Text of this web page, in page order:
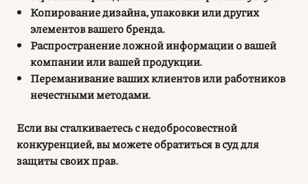
Копирование дизайна, упаковки или других
элементов вашего бренда.
Распространение ложной информации о вашей
компании или вашей продукции.
Переманивание ваших клиентов или работников
нечестными методами.
Если вы сталкиваетесь с недобросовестной
конкуренцией, вы можете обратиться в суд для
защиты своих прав.